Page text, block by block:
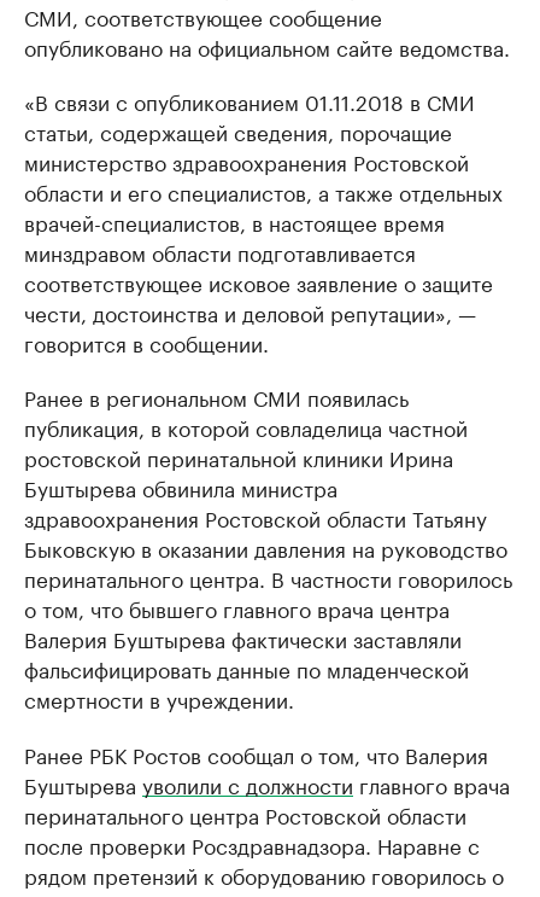
СМИ, соответствующее сообщение
опубликовано на официальном сайте ведомства.
«В связи с опубликованием 01.11.2018 в СМИ
статьи, содержащей сведения, порочащие
министерство здравоохранения Ростовской
области и его специалистов, а также отдельных
врачей-специалистов, в настоящее время
минздравом области подготавливается
соответствующее исковое заявление о защите
чести, достоинства и деловой репутации», —
говорится в сообщении.
Ранее в региональном СМИ появилась
публикация, в которой совладелица частной
ростовской перинатальной клиники Ирина
Буштырева обвинила министра
здравоохранения Ростовской области Татьяну
Быковскую в оказании давления на руководство
перинатального центра. В частности говорилось
о том, что бывшего главного врача центра
Валерия Буштырева фактически заставляли
фальсифицировать данные по младенческой
смертности в учреждении.
Ранее РБК Ростов сообщал о том, что Валерия
Буштырева уволили с должности главного врача
перинатального центра Ростовской области
после проверки Росздравнадзора. Наравне с
рядом претензий к оборудованию говорилось о